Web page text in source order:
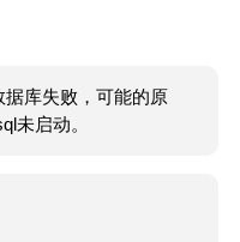
据库失败，可能的原
未启动。